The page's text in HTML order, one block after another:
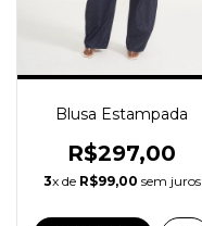
Blusa Estampada
R$297,00
3x de R$99,00 sem juros